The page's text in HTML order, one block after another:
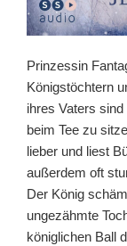
Prinzessin
Königstöchtern
ihres Vaters
beim Tee zu
lieber und liest
außerdem oft
Der König
ungezähmte
königlichen Ball